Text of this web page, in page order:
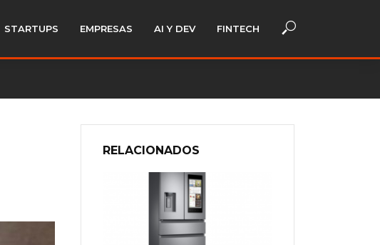
STARTUPS EMPRESAS AI Y DEV FINTECH
RELACIONADOS